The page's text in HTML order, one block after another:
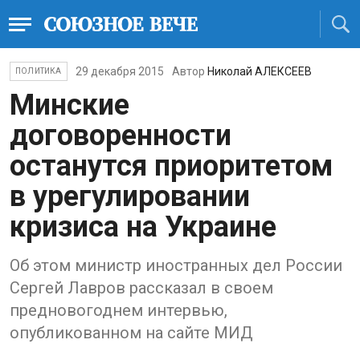
ПОЛИТИКА 29 декабря 2015 Автор Николай АЛЕКСЕЕВ
Минские
договоренности
останутся приоритетом
в урегулировании
кризиса на Украине
Об этом министр иностранных дел России
Сергей Лавров рассказал в своем
предновогоднем интервью,
опубликованном на сайте МИД